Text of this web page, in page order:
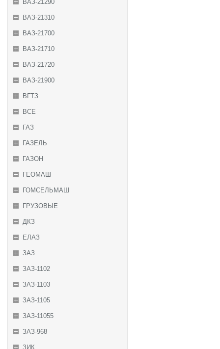
ВАЗ-21290
ВАЗ-21310
ВАЗ-21700
ВАЗ-21710
ВАЗ-21720
ВАЗ-21900
ВГТЗ
ВСЕ
ГАЗ
ГАЗЕЛЬ
ГАЗОН
ГЕОМАШ
ГОМСЕЛЬМАШ
ГРУЗОВЫЕ
ДКЗ
ЕЛАЗ
ЗАЗ
ЗАЗ-1102
ЗАЗ-1103
ЗАЗ-1105
ЗАЗ-11055
ЗАЗ-968
ЗИК